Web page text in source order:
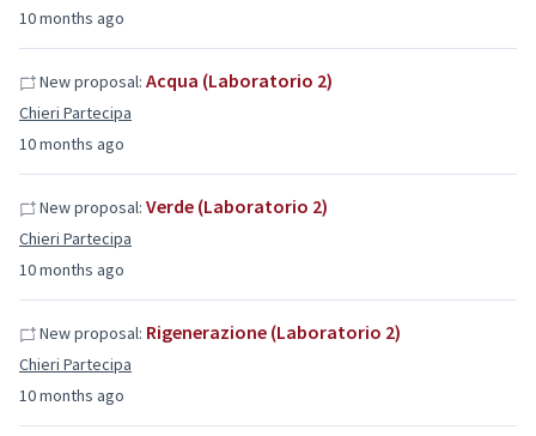
10 months ago
10 months ago
New proposal: Acqua (Laboratorio 2)
Chieri Partecipa
10 months ago
New proposal: Verde (Laboratorio 2)
Chieri Partecipa
10 months ago
New proposal: Rigenerazione (Laboratorio 2)
Chieri Partecipa